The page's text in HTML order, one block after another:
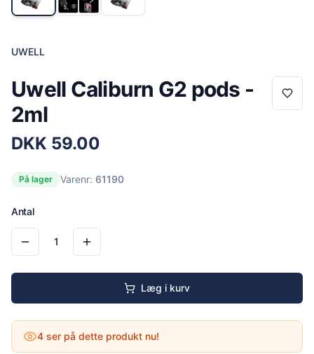
UWELL
Uwell Caliburn G2 pods -
2ml
DKK 59.00
På lager Varenr: 61190
Antal
1
Læg i kurv
4 ser på dette produkt nu!